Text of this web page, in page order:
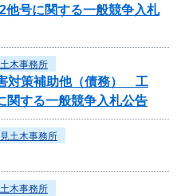
他号に関する一般競争入札
木事務所
対策補助他（債務） 工
関する一般競争入札公告
土木事務所
木事務所